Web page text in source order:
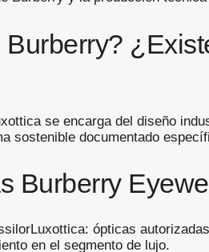
se encarga del diseño
sostenible documentado
Burberry
ópticas
en el segmento de lujo.